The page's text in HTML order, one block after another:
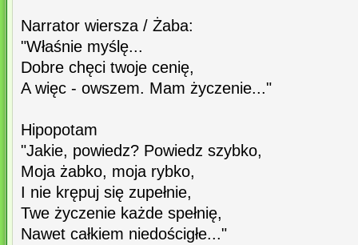
Narrator wiersza / Żaba:
"Właśnie myślę...
Dobre chęci twoje cenię,
A więc - owszem. Mam życzenie..."
Hipopotam
"Jakie, powiedz? Powiedz szybko,
Moja żabko, moja rybko,
I nie krępuj się zupełnie,
Twe życzenie każde spełnię,
Nawet całkiem niedościgłe..."